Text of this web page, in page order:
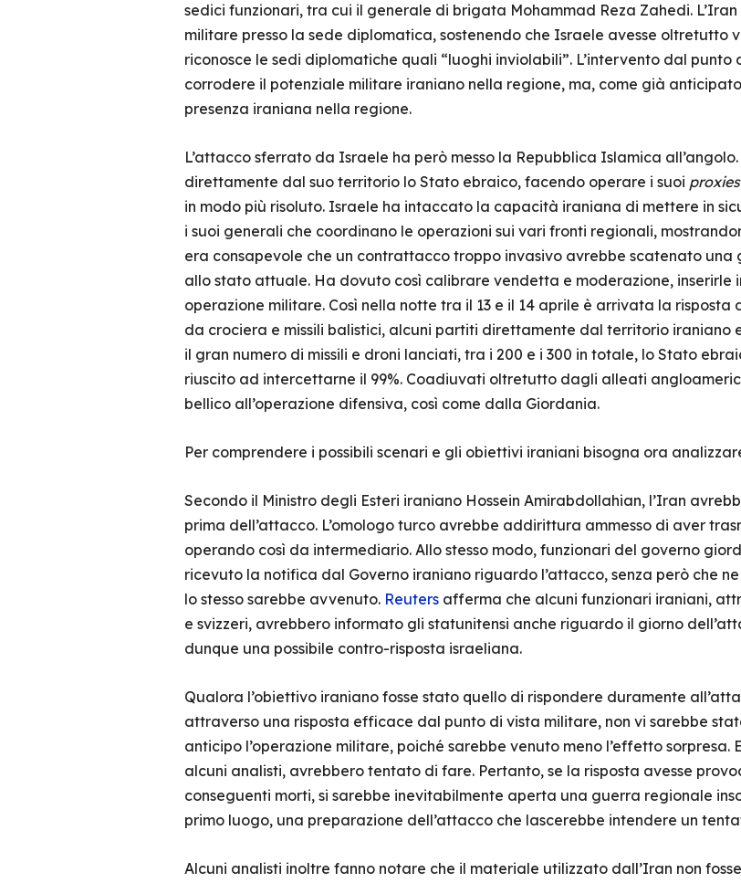
sedici funzionari, tra cui il generale di brigata Mohammad Reza Zahedi.
militare presso la sede diplomatica, sostenendo che Israele avesse oltretutto
riconosce le sedi diplomatiche quali “luoghi inviolabili”. L’intervento dal
corrodere il potenziale militare iraniano nella regione, ma, come già
presenza iraniana nella regione.
L’attacco sferrato da Israele ha però messo la Repubblica Islamica
direttamente dal suo territorio lo Stato ebraico, facendo operare i suoi proxies
in modo più risoluto. Israele ha intaccato la capacità iraniana di mettere in
i suoi generali che coordinano le operazioni sui vari fronti regionali,
era consapevole che un contrattacco troppo invasivo avrebbe scatenato una
allo stato attuale. Ha dovuto così calibrare vendetta e moderazione, inserirle
operazione militare. Così nella notte tra il 13 e il 14 aprile è arrivata la
da crociera e missili balistici, alcuni partiti direttamente dal territorio iraniano
il gran numero di missili e droni lanciati, tra i 200 e i 300 in totale, lo Stato
riuscito ad intercettarne il 99%. Coadiuvati oltretutto dagli alleati
bellico all’operazione difensiva, così come dalla Giordania.
Per comprendere i possibili scenari e gli obiettivi iraniani bisogna ora
Secondo il Ministro degli Esteri iraniano Hossein Amirabdollahian, l’Iran
prima dell’attacco. L’omologo turco avrebbe addirittura ammesso di aver
operando così da intermediario. Allo stesso modo, funzionari del governo
ricevuto la notifica dal Governo iraniano riguardo l’attacco, senza però che ne
lo stesso sarebbe avvenuto. Reutersafferma che alcuni funzionari iraniani,
e svizzeri, avrebbero informato gli statunitensi anche riguardo il giorno
dunque una possibile contro-risposta israeliana.
Qualora l’obiettivo iraniano fosse stato quello di rispondere duramente
attraverso una risposta efficace dal punto di vista militare, non vi sarebbe
anticipo l’operazione militare, poiché sarebbe venuto meno l’effetto sorpresa.
alcuni analisti, avrebbero tentato di fare. Pertanto, se la risposta avesse
conseguenti morti, si sarebbe inevitabilmente aperta una guerra regionale
primo luogo, una preparazione dell’attacco che lascerebbe intendere un
Alcuni analisti inoltre fanno notare che il materiale utilizzato dall’Iran non